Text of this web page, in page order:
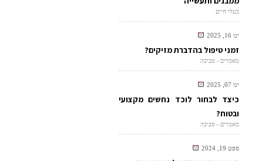
בעלי חיים
ינו 16, 2025
זמני טיפול בהדברת מזיקים?
מאמרים - סביבה
ינו 07, 2025
כיצד לבחור לוכד נחשים מקצועי
ובטוח?
מאמרים - סביבה
ספט 19, 2024